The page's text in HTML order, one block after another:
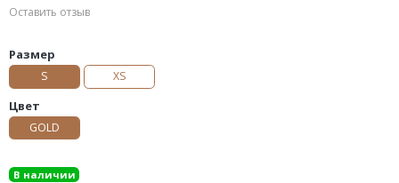
Оставить отзыв
Размер
S XS
Цвет
GOLD
В наличии